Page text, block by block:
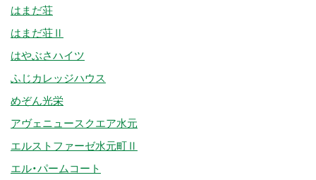
はまだ荘
はまだ荘Ⅱ
はやぶさハイツ
ふじカレッジハウス
めぞん光栄
アヴェニュースクエア水元
エルストファーゼ水元町Ⅱ
エル・パームコート